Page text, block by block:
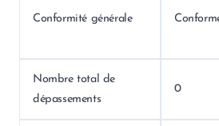
Conformité générale
Nombre total de
dépassements
0